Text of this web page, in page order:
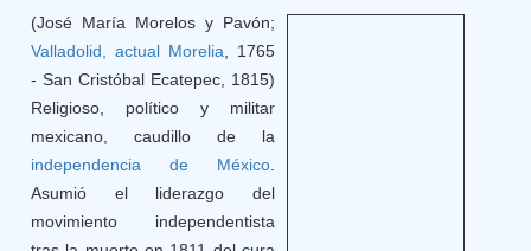
(José María Morelos y Pavón;
Valladolid, actual Morelia , 1765
- San Cristóbal Ecatepec, 1815)
Religioso, político y militar
mexicano, caudillo de la
independencia de México.
Asumió el liderazgo del
movimiento independentista